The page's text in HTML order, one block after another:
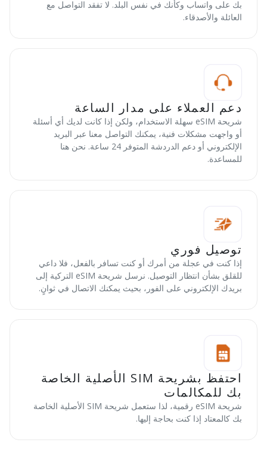
بك على واتساب وكأنك في نفس البلد. لا تفقد التواصل مع
العائلة والأصدقاء.
دعم العملاء على مدار الساعة
شريحة eSIM سهلة الاستخدام، ولكن إذا كانت لديك أي أسئلة
أو واجهت مشكلات فنية، يمكنك التواصل معنا عبر البريد
الإلكتروني أو دعم الدردشة المتوفر 24 ساعة. نحن هنا
للمساعدة.
توصيل فوري
إذا كنت في عجلة من أمرك أو كنت تسافر بالفعل، فلا داعي
للقلق بشأن انتظار التوصيل. نرسل شريحة eSIM التركية إلى
بريدك الإلكتروني على الفور، بحيث يمكنك الاتصال في ثوانٍ.
احتفظ بشريحة SIM الأصلية الخاصة
بك للمكالمات
شريحة eSIM رقمية، لذا ستعمل شريحة SIM الأصلية الخاصة
بك كالمعتاد إذا كنت بحاجة إليها.